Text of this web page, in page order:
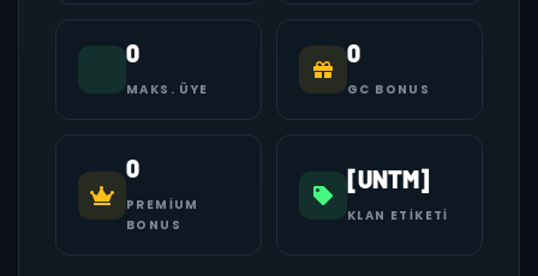
0
MAKS. ÜYE
0
GC BONUS
0
PREMIUM
BONUS
[UNTM]
KLAN ETIKETI